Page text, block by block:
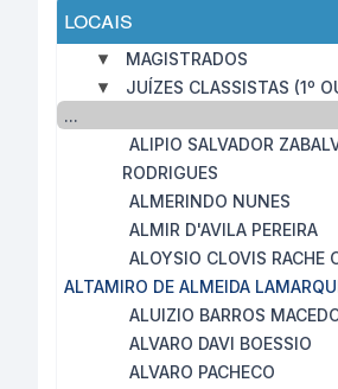
locais
MAGISTRADOS
JUÍZES CLASSISTAS (1º
...
ALIPIO SALVADOR
RODRIGUES
ALMERINDO NUNES
ALMIR D'AVILA PEREIRA
ALOYSIO CLOVIS RACHE
ALTAMIRO DE ALMEIDA
ALUIZIO BARROS
ALVARO DAVI BOESSIO
ALVARO PACHECO